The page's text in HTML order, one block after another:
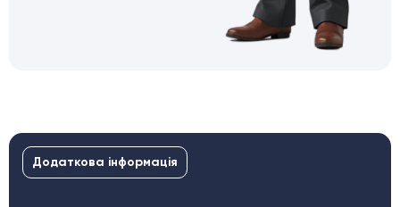
Додаткова інформація